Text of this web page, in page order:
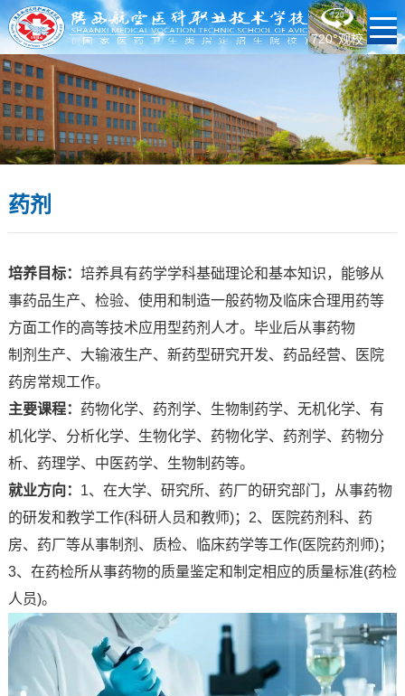
720°观校
药剂
培养目标： 培养具有药学学科基础理论和基本知识，能够从
事药品生产、检验、使用和制造一般药物及临床合理用药等
方面工作的高等技术应用型药剂人才。毕业后从事药物
制剂生产、大输液生产、新药型研究开发、药品经营、医院
药房常规工作。
主要课程： 药物化学、药剂学、生物制药学、无机化学、有
机化学、分析化学、生物化学、药物化学、药剂学、药物分
析、药理学、中医药学、生物制药等。
就业方向： 1、在大学、研究所、药厂的研究部门，从事药物
的研发和教学工作(科研人员和教师)；2、医院药剂科、药
房、药厂等从事制剂、质检、临床药学等工作(医院药剂师)；
3、在药检所从事药物的质量鉴定和制定相应的质量标准(药检
人员)。